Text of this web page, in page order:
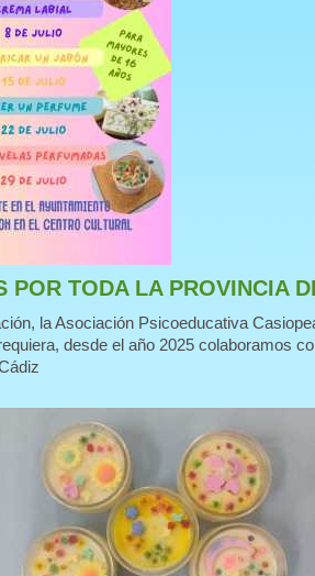
POR TODA LA PROVINCIA
la Asociación Psicoeducativa
desde el año 2025 colaboramos